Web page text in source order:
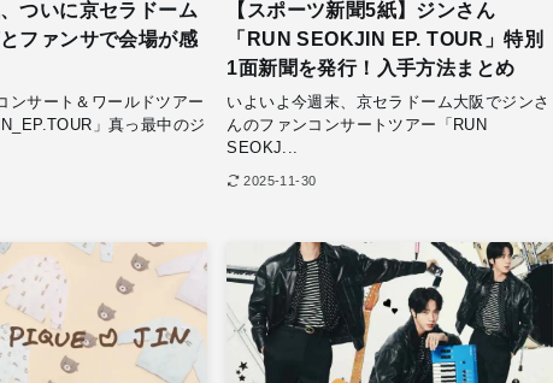
ついに京セラドーム
ファンサで会場が感
ンサート＆ワールドツアー
」真っ最中のジ
【スポーツ新聞5紙】ジンさん
「RUN SEOKJIN EP. TOUR」特別
1面新聞を発行！入手方法まとめ
いよいよ今週末、京セラドーム大阪でジンさ
んのファンコンサートツアー「RUN
SEOKJ...
2025-11-30